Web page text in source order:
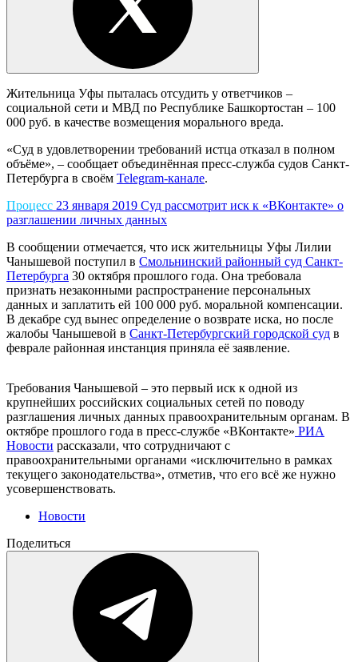
Жительница Уфы пыталась отсудить у ответчиков –
социальной сети и МВД по Республике Башкортостан – 100
000 руб. в качестве возмещения морального вреда.
«Суд в удовлетворении требований истца отказал в полном
объёме», – сообщает объединённая пресс-служба судов Санкт-
Петербурга в своём Telegram-канале.
Процесс 23 января 2019 Суд рассмотрит иск к «ВКонтакте» о
разглашении личных данных
В сообщении отмечается, что иск жительницы Уфы Лилии
Чанышевой поступил в Смольнинский районный суд Санкт-
Петербурга 30 октября прошлого года. Она требовала
признать незаконными распространение персональных
данных и заплатить ей 100 000 руб. моральной компенсации.
В декабре суд вынес определение о возврате иска, но после
жалобы Чанышевой в Санкт-Петербургский городской суд в
феврале районная инстанция приняла её заявление.
Требования Чанышевой – это первый иск к одной из
крупнейших российских социальных сетей по поводу
разглашения личных данных правоохранительным органам. В
октябре прошлого года в пресс-службе «ВКонтакте» РИА
Новости рассказали, что сотрудничают с
правоохранительными органами «исключительно в рамках
текущего законодательства», отметив, что его всё же нужно
усовершенствовать.
Новости
Поделиться